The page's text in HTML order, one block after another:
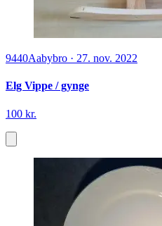
9440Aabybro · 27. nov. 2022
Elg Vippe / gynge
100 kr.